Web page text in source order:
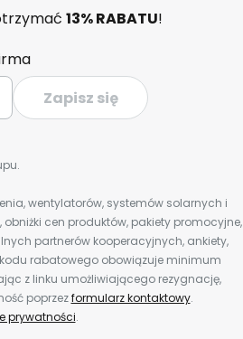
13% RABATU!
Zapisz się
wentylatorów, systemów solarnych i
cen produktów, pakiety promocyjne,
partnerów kooperacyjnych, ankiety,
rabatowego obowiązuje minimum
z linku umożliwiającego rezygnację,
poprzezformularz kontaktowy.
prywatności.